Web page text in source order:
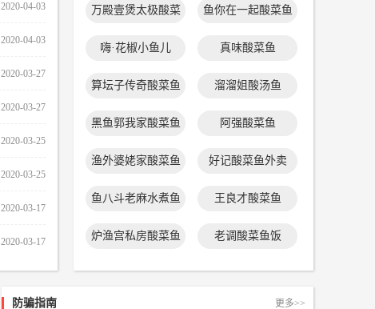
2020-04-03
2020-04-03
2020-03-27
2020-03-27
2020-03-25
2020-03-25
2020-03-17
2020-03-17
加盟答案奶茶怎么样？靠谱吗？
案奶茶就是市场上第一家能够解答消费者问
加盟奇火锅一定能挣钱吗？亲身经历告诉你
奇火锅。奇火锅是重庆火锅中的领军品牌，据
万殿壹煲太极酸菜 鱼你在一起酸菜鱼
嗨·花椒小鱼儿 真味酸菜鱼
算坛子传奇酸菜鱼 溜溜姐酸汤鱼
黑鱼郭我家酸菜鱼 阿强酸菜鱼
渔外婆姥家酸菜鱼 好记酸菜鱼外卖
鱼八斗老麻水煮鱼 王良才酸菜鱼
炉渔宫私房酸菜鱼 老调酸菜鱼饭
更多>>
防骗指南